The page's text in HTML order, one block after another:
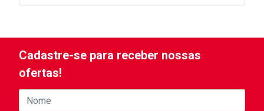
Cadastre-se para receber nossas
ofertas!